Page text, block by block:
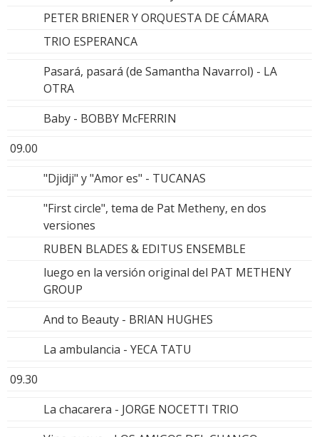
PETER BRIENER Y ORQUESTA DE CÁMARA
TRIO ESPERANCA
Pasará, pasará (de Samantha Navarrol) - LA
OTRA
Baby - BOBBY McFERRIN
09.00
"Djidji" y "Amor es" - TUCANAS
"First circle", tema de Pat Metheny, en dos
versiones
RUBEN BLADES & EDITUS ENSEMBLE
luego en la versión original del PAT METHENY
GROUP
And to Beauty - BRIAN HUGHES
La ambulancia - YECA TATU
09.30
La chacarera - JORGE NOCETTI TRIO